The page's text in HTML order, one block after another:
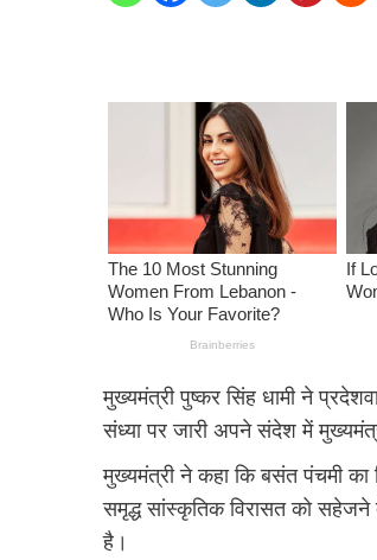
मुख्यमंत्री पुष्कर सिंह धामी ने
संध्या पर जारी अपने संदेश में
मुख्यमंत्री ने कहा कि बसंत पंचमी का
समृद्ध सांस्कृतिक विरासत को
है।